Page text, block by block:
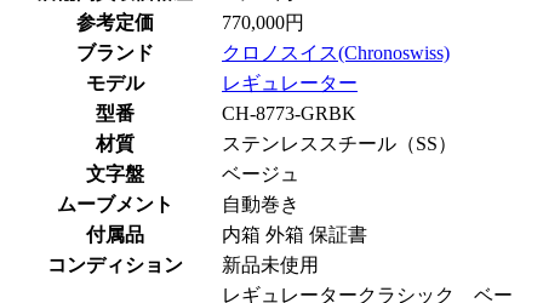
参考定価
770,000円
ブランド
クロノスイス(Chronoswiss)
モデル
レギュレーター
型番
CH-8773-GRBK
材質
ステンレススチール（SS）
文字盤
ベージュ
ムーブメント
自動巻き
付属品
内箱 外箱 保証書
コンディション
新品未使用
レギュレータークラシック ベー